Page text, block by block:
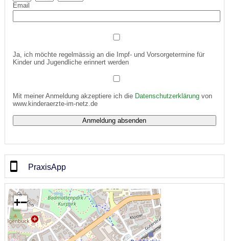
Email
Ja, ich möchte regelmässig an die Impf- und Vorsorgetermine für
Kinder und Jugendliche erinnert werden
Mit meiner Anmeldung akzeptiere ich die Datenschutzerklärungvon
www.kinderaerzte-im-netz.de
PraxisApp
+−